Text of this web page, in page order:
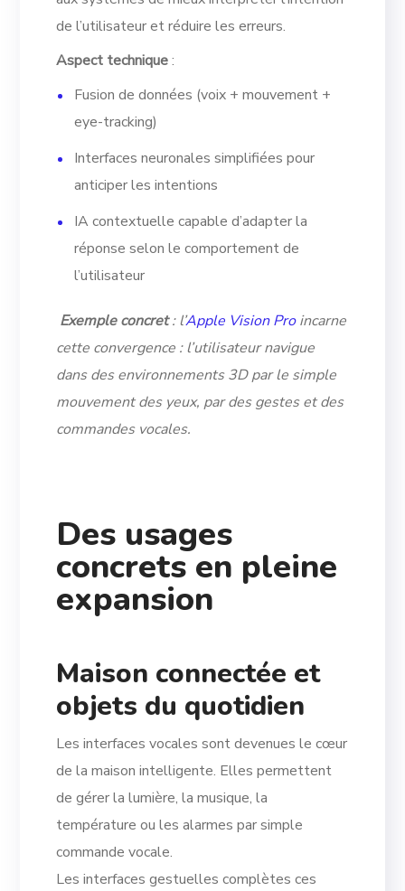
de l’utilisateur et réduire les erreurs.
Aspect technique:
Fusion de données (voix + mouvement +
eye-tracking)
Interfaces neuronales simplifiées pour
anticiper les intentions
IA contextuelle capable d’adapter la
réponse selon le comportement de
l’utilisateur
Exemple concret: l’Apple Vision Proincarne
cette convergence : l’utilisateur navigue
dans des environnements 3D par le simple
mouvement des yeux, par des gestes et des
commandes vocales.
Des usages
concrets en pleine
expansion
Maison connectée et
objets du quotidien
Les interfaces vocales sont devenues le cœur
de la maison intelligente. Elles permettent
de gérer la lumière, la musique, la
température ou les alarmes par simple
commande vocale.
Les interfaces gestuelles complètes ces